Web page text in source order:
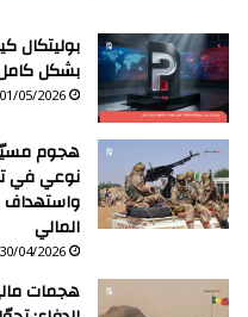
بوليتكال
بشكل
01/05/2026
نوعي في
واستهداف
المالي
30/04/2026
هجمات